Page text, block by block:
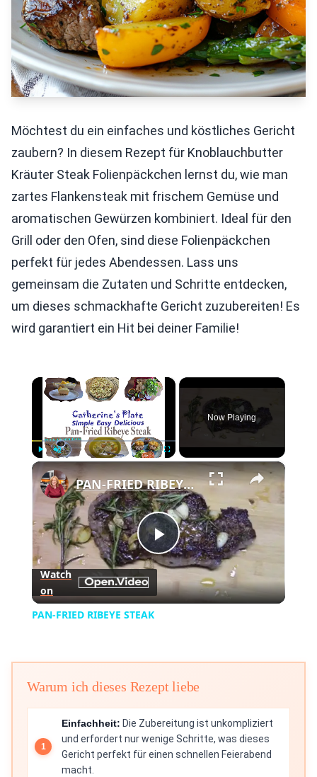
Möchtest du ein einfaches und köstliches Gericht
zaubern? In diesem Rezept für Knoblauchbutter
Kräuter Steak Folienpäckchen lernst du, wie man
zartes Flankensteak mit frischem Gemüse und
aromatischen Gewürzen kombiniert. Ideal für den
Grill oder den Ofen, sind diese Folienpäckchen
perfekt für jedes Abendessen. Lass uns
gemeinsam die Zutaten und Schritte entdecken,
um dieses schmackhafte Gericht zuzubereiten! Es
wird garantiert ein Hit bei deiner Familie!
×
Unmute Fullscreen
Now Playing
×
Play
Video
PAN-FRIED RIBEYE STEAK
Watch
on
PAN-FRIED RIBEYE STEAK
Warum ich dieses Rezept liebe
Einfachheit: Die Zubereitung ist unkompliziert
und erfordert nur wenige Schritte, was dieses
Gericht perfekt für einen schnellen Feierabend
macht.